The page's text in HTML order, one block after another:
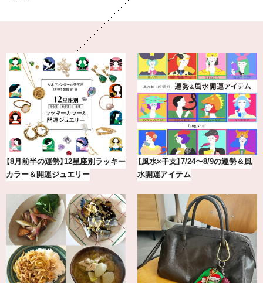
8月前半の運勢】12星座別ラッキー
ラー＆開運ジュエリー
【風水×干支】7/24〜8/9の運勢＆風
水開運アイテム